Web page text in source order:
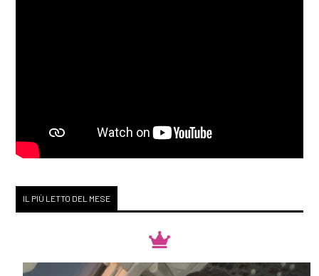
IL PIÙ LETTO DEL MESE